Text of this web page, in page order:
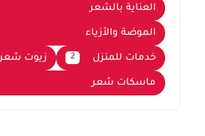
العناية بالشعر
الموضة والأزياء
خدمات للمنزل 2 زيوت شعر
ماسكات شعر